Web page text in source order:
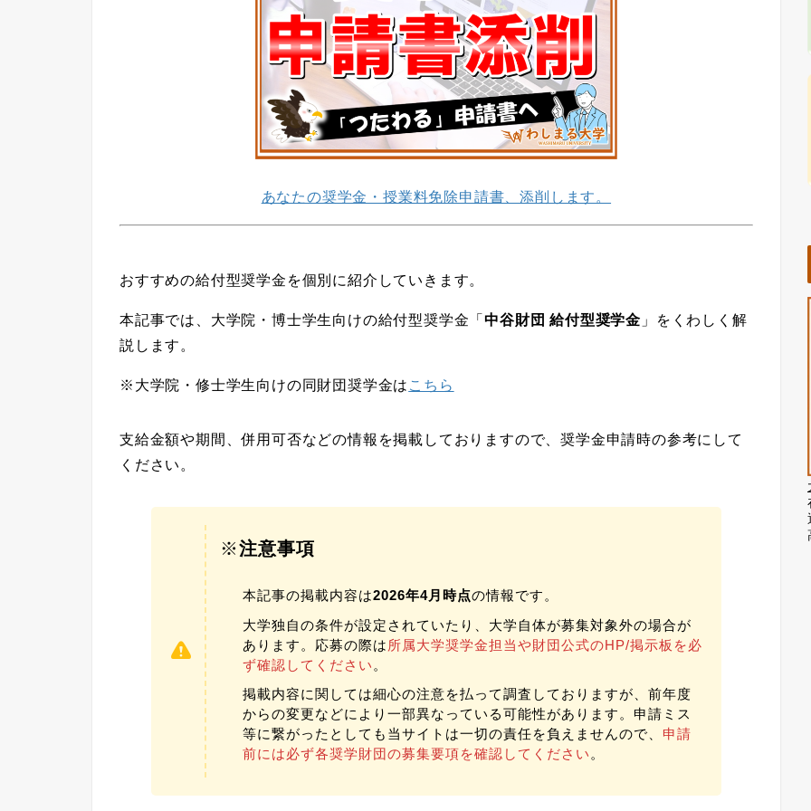
あなたの奨学金・授業料免除申請書、添削します。
おすすめの給付型奨学金を個別に紹介していきます。
本記事では、大学院・博士学生向けの給付型奨学金「中谷財団 給付型奨学金 」をくわしく解
説します。
※大学院・修士学生向けの同財団奨学金は こちら
支給金額や期間、併用可否などの情報を掲載しておりますので、奨学金申請時の参考にして
ください。
※注意事項
本記事の掲載内容は2026年4月時点の情報です。
大学独自の条件が設定されていたり、大学自体が募集対象外の場合が
あります。応募の際は 所属大学奨学金担当や財団公式のHP/掲示板を必
ず確認してください 。
掲載内容に関しては細心の注意を払って調査しておりますが、前年度
からの変更などにより一部異なっている可能性があります。申請ミス
等に繋がったとしても当サイトは一切の責任を負えませんので、 申請
前には必ず各奨学財団の募集要項を確認してください 。